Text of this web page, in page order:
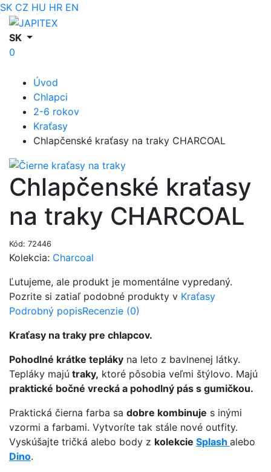
SK CZ HU HR EN
SK
0
Úvod
Chlapci
2-6 rokov
Kraťasy
Chlapčenské kraťasy na traky CHARCOAL
Chlapčenské kraťasy
na traky CHARCOAL
Kód: 72446
Kolekcia: Charcoal
Ľutujeme, ale produkt je momentálne vypredaný.
Pozrite si zatiaľ podobné produkty v Kraťasy
Podrobný popisRecenzie (0)
Kraťasy na traky pre chlapcov.
Pohodlné krátke tepláky na leto z bavlnenej látky.
Tepláky majú traky, ktoré pôsobia veľmi štýlovo. Majú
praktické bočné vrecká a pohodlný pás s gumičkou.
Praktická čierna farba sa dobre kombinuje s inými
vzormi a farbami. Vytvoríte tak stále nové outfity.
Vyskúšajte tričká alebo body z kolekcie Splash alebo
Dino.